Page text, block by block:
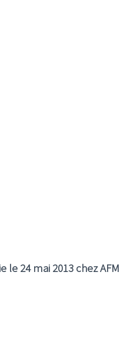
le 24 mai 2013 chez AFM